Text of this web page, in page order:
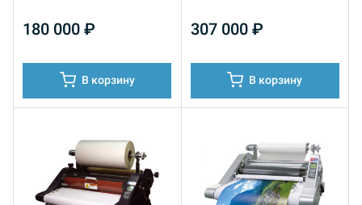
180 000₽
В корзину
307 000 ₽
В корзину